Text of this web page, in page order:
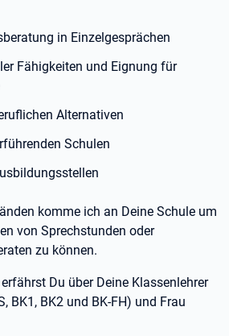
in Einzelgesprächen
Fähigkeiten und Eignung für
Alternativen
Schulen
komme ich an Deine Schule um
von Sprechstunden oder
zu können.
Du über Deine Klassenlehrer
BK1, BK2 und BK-FH) und Frau